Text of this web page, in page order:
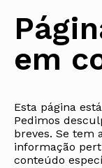
Nacional
Conselho Fiscal
Conselho Diretivo
Conselho de
Regional
Colégios
Protocolos
Institucionais
Protocolos
Madeira
Açores
Notícias
Centro
Lisboa e Vale do
Alentejo
Algarve
Madeira
em
Esta página
Pedimos
breves. Se tem
informação
conteúdo